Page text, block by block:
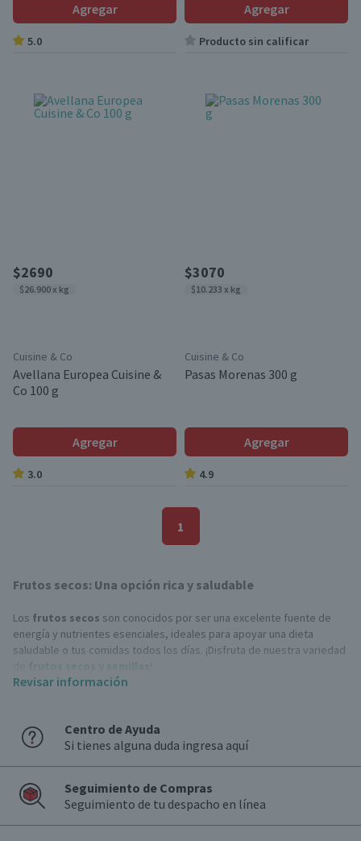
Agregar
5.0
Agregar
Producto sin calificar
$2690
$26.900 x kg
Cuisine & Co
Avellana Europea Cuisine &
Co 100 g
Agregar
3.0
$3070
$10.233 x kg
Cuisine & Co
Pasas Morenas 300 g
Agregar
4.9
1
Frutos secos: Una opción rica y saludable
Los frutos secos son conocidos por ser una excelente fuente de
energía y nutrientes esenciales, ideales para apoyar una dieta
saludable o tus comidas todos los días. ¡Disfruta de nuestra variedad
frutos secos y semillas
complemento perfecto para una variedad de platos. Aquí te dejamos
algunas ideas para incorporarlos en tus comidas diarias.
Desayunos:Añade nueces, almendras o avellanas a tu avena o
haces ejercicio.
Ensaladas saludables:Incorpora una mezcla de pistachos, nueces
o almendras en tus ensaladas verdes. Puedes complementarlas
Revisar información
Centro de Ayuda
Si tienes alguna duda ingresa aquí
Seguimiento de Compras
Seguimiento de tu despacho en línea